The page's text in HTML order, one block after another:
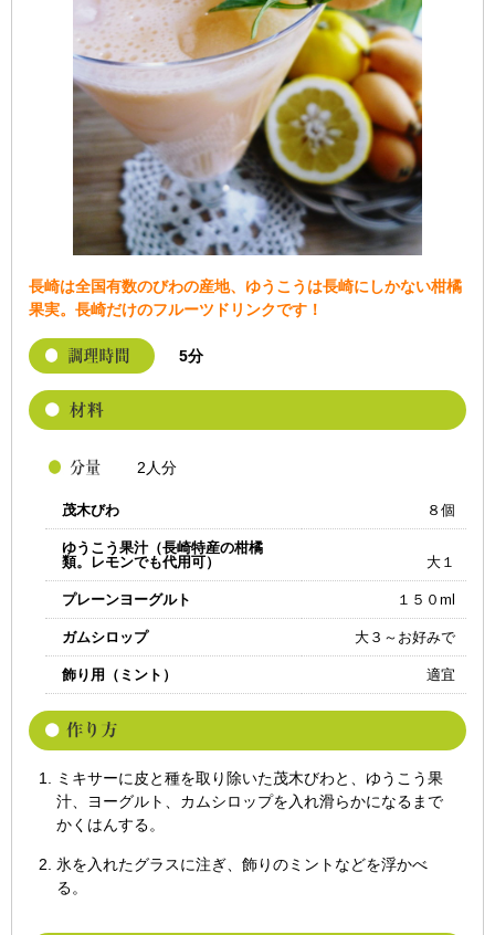
長崎は全国有数のびわの産地、ゆうこうは長崎にしかない柑橘
果実。長崎だけのフルーツドリンクです！
5分
2人分
茂木びわ ８個
ゆうこう果汁（長崎特産の柑橘
類。レモンでも代用可）
大１
プレーンヨーグルト １５０ml
ガムシロップ 大３～お好みで
飾り用（ミント） 適宜
ミキサーに皮と種を取り除いた茂木びわと、ゆうこう果
汁、ヨーグルト、カムシロップを入れ滑らかになるまで
かくはんする。
氷を入れたグラスに注ぎ、飾りのミントなどを浮かべ
る。